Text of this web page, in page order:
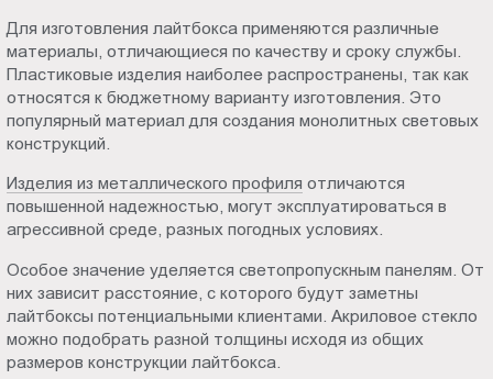
Для изготовления лайтбокса применяются различные
материалы, отличающиеся по качеству и сроку службы.
Пластиковые изделия наиболее распространены, так как
относятся к бюджетному варианту изготовления. Это
популярный материал для создания монолитных световых
конструкций.
Изделия из металлического профиля отличаются
повышенной надежностью, могут эксплуатироваться в
агрессивной среде, разных погодных условиях.
Особое значение уделяется светопропускным панелям. От
них зависит расстояние, с которого будут заметны
лайтбоксы потенциальными клиентами. Акриловое стекло
можно подобрать разной толщины исходя из общих
размеров конструкции лайтбокса.